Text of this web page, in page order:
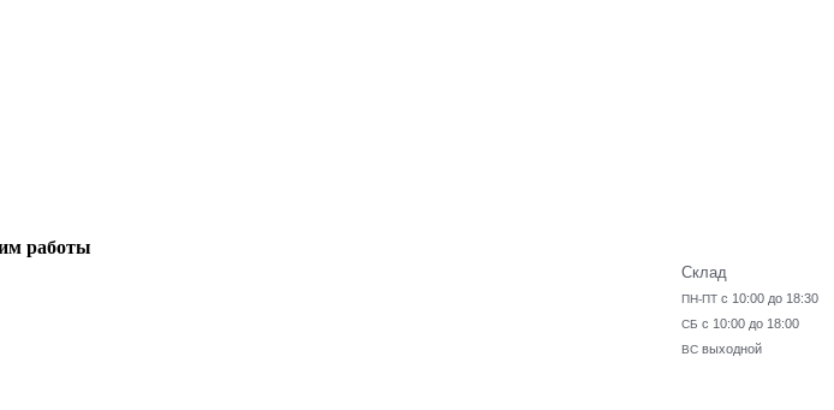
работы
Склад
ПН-ПТ с 10:00 до 18:30
СБ с 10:00 до 18:00
ВС выходной